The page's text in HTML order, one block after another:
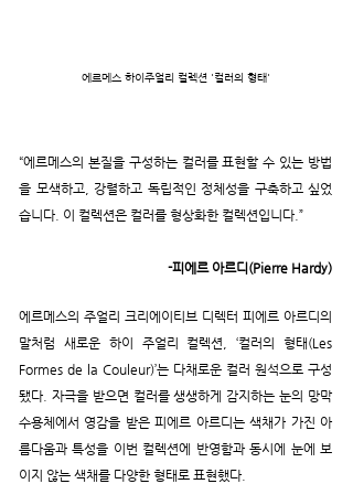
에르메스 하이주얼리 컬렉션 '컬러의 형태'
“에르메스의 본질을 구성하는 컬러를 표현할 수 있는 방법
을 모색하고, 강렬하고 독립적인 정체성을 구축하고 싶었
습니다. 이 컬렉션은 컬러를 형상화한 컬렉션입니다.”
-피에르 아르디(Pierre Hardy)
에르메스의 주얼리 크리에이티브 디렉터 피에르 아르디의
말처럼 새로운 하이 주얼리 컬렉션, ‘컬러의 형태(Les
Formes de la Couleur)’는 다채로운 컬러 원석으로 구성
됐다. 자극을 받으면 컬러를 생생하게 감지하는 눈의 망막
수용체에서 영감을 받은 피에르 아르디는 색채가 가진 아
름다움과 특성을 이번 컬렉션에 반영함과 동시에 눈에 보
이지 않는 색채를 다양한 형태로 표현했다.